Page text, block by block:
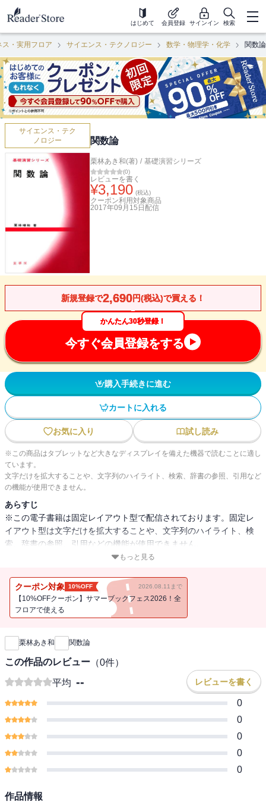
はじめて 会員登録 サインイン 検索
ス・実用フロア サイエンス・テクノロジー 数学・物理学・化学 関数論
サイエンス・テク
ノロジー
関数論
栗林あき和(著) / 基礎演習シリーズ
(0)
レビューを書く
¥3,190 (税込)
クーポン利用対象商品
2017年09月15日 配信
新規登録で2,690円(税込)で買える！
かんたん30秒登録！
今すぐ会員登録をする
購入手続きに進む
カートに入れる
お気に入り 試し読み
※この商品はタブレットなど大きなディスプレイを備えた機器で読むことに適し
ています。
文字だけを拡大することや、文字列のハイライト、検索、辞書の参照、引用など
の機能が使用できません。
あらすじ
※この電子書籍は固定レイアウト型で配信されております。固定レ
イアウト型は文字だけを拡大することや、文字列のハイライト、検
索、辞書の参照、引用などの機能が使用できません。
学生のための関数論の演習書である。
本書の構成は次の通りである。第1章には複素数と複素関数、第2章
では複素微分と複素積分、第3章では正則関数、第4章では有理型関
から構成されている。教科書としても使えるように、基礎事項で挙
げた定理などはすべて例題でとりあげて証明を丁寧につけておい
た。基礎事項、例題はこの本を学んだ後の更に進んだ他の分野の研
究を期待して取捨選択した。技巧的な事柄については極力これをさ
けた。演習問題は。同じ程度の問題をAとBに分けたが、Bの方がや
や程度の高い問題ならびに補充的な問題にしてある。解答もかなり
もっと見る
クーポン対象 10%OFF 2026.08.11まで
【10%OFFクーポン】サマーブックフェス2026！全
フロアで使える
新刊通知
栗林あき和 関数論
この作品のレビュー （0件）
平均 -- レビューを書く
0
0
0
0
0
作品情報